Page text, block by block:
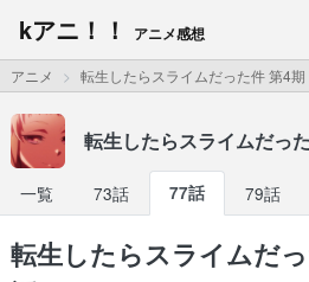
kアニ！！ アニメ感想
アニメ 転生したらスライムだった件 第4期
転生したらスライムだっ
一覧 73話 77話 79話
転生したらスライムだ